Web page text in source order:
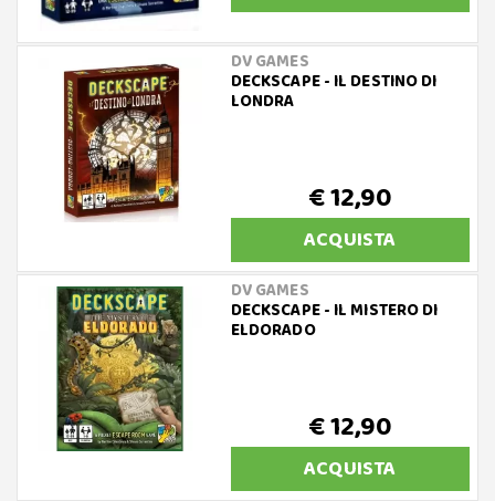
DV GAMES
DECKSCAPE - IL DESTINO DI
LONDRA
€ 12,90
ACQUISTA
DV GAMES
DECKSCAPE - IL MISTERO DI
ELDORADO
€ 12,90
ACQUISTA